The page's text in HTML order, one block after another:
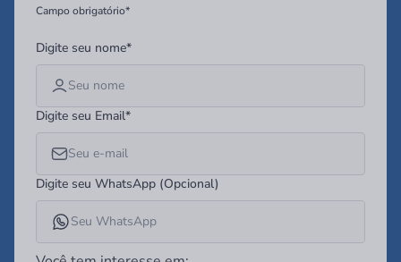
Campo obrigatório*
Digite seu nome*
Digite seu Email*
Digite seu WhatsApp (Opcional)